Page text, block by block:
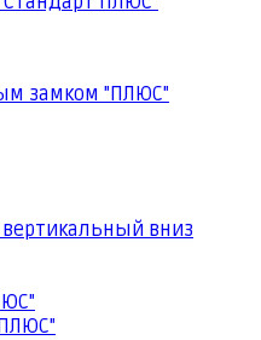
замком "ПЛЮС"
вниз